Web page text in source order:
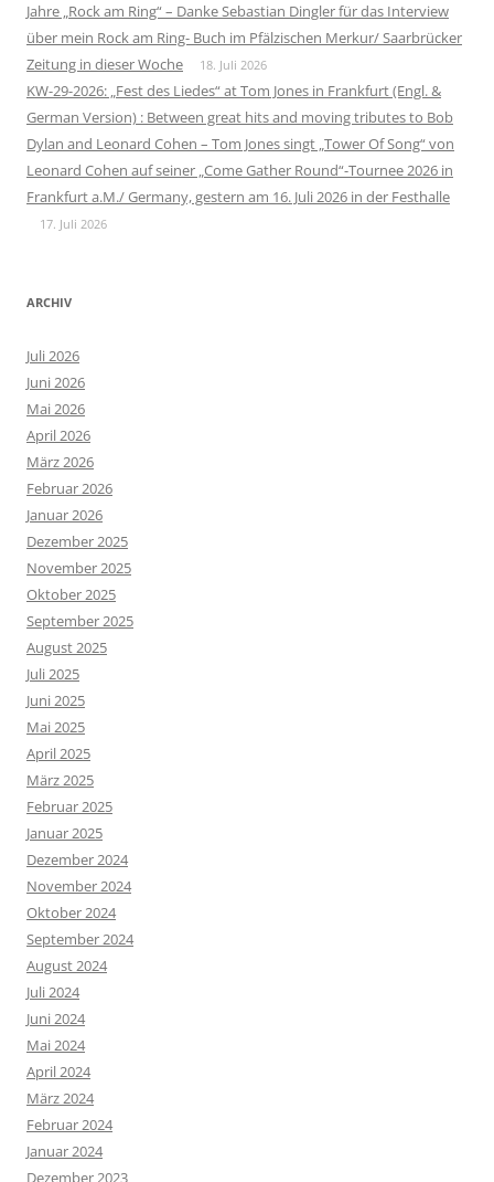
Jahre „Rock am Ring“ – Danke Sebastian Dingler für das Interview
über mein Rock am Ring- Buch im Pfälzischen Merkur/ Saarbrücker
Zeitung in dieser Woche
18. Juli 2026
KW-29-2026: „Fest des Liedes“ at Tom Jones in Frankfurt (Engl. &
German Version) : Between great hits and moving tributes to Bob
Dylan and Leonard Cohen – Tom Jones singt „Tower Of Song“ von
Leonard Cohen auf seiner „Come Gather Round“-Tournee 2026 in
Frankfurt a.M./ Germany, gestern am 16. Juli 2026 in der Festhalle
17. Juli 2026
ARCHIV
Juli 2026
Juni 2026
Mai 2026
April 2026
März 2026
Februar 2026
Januar 2026
Dezember 2025
November 2025
Oktober 2025
September 2025
August 2025
Juli 2025
Juni 2025
Mai 2025
April 2025
März 2025
Februar 2025
Januar 2025
Dezember 2024
November 2024
Oktober 2024
September 2024
August 2024
Juli 2024
Juni 2024
Mai 2024
April 2024
März 2024
Februar 2024
Januar 2024
Dezember 2023